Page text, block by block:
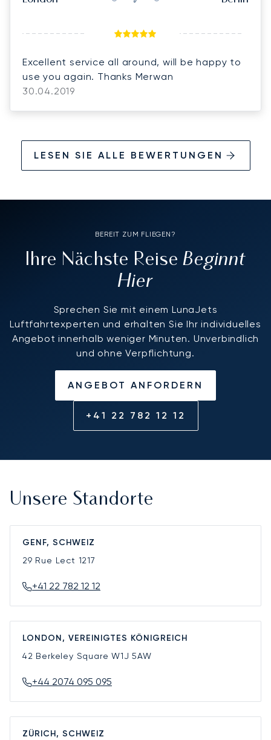
Excellent service all around, will be happy to
use you again. Thanks Merwan
30.04.2019
LESEN SIE ALLE BEWERTUNGEN
BEREIT ZUM FLIEGEN?
Ihre Nächste ReiseBeginnt
Hier
Sprechen Sie mit einem LunaJets
Luftfahrtexperten und erhalten Sie Ihr individuelles
Angebot innerhalb weniger Minuten. Unverbindlich
und ohne Verpflichtung.
ANGEBOT ANFORDERN
+41 22 782 12 12
Unsere Standorte
GENF, SCHWEIZ
29 Rue Lect 1217
+41 22 782 12 12
LONDON, VEREINIGTES KÖNIGREICH
42 Berkeley SquareW1J 5AW
+44 2074 095 095
ZÜRICH, SCHWEIZ